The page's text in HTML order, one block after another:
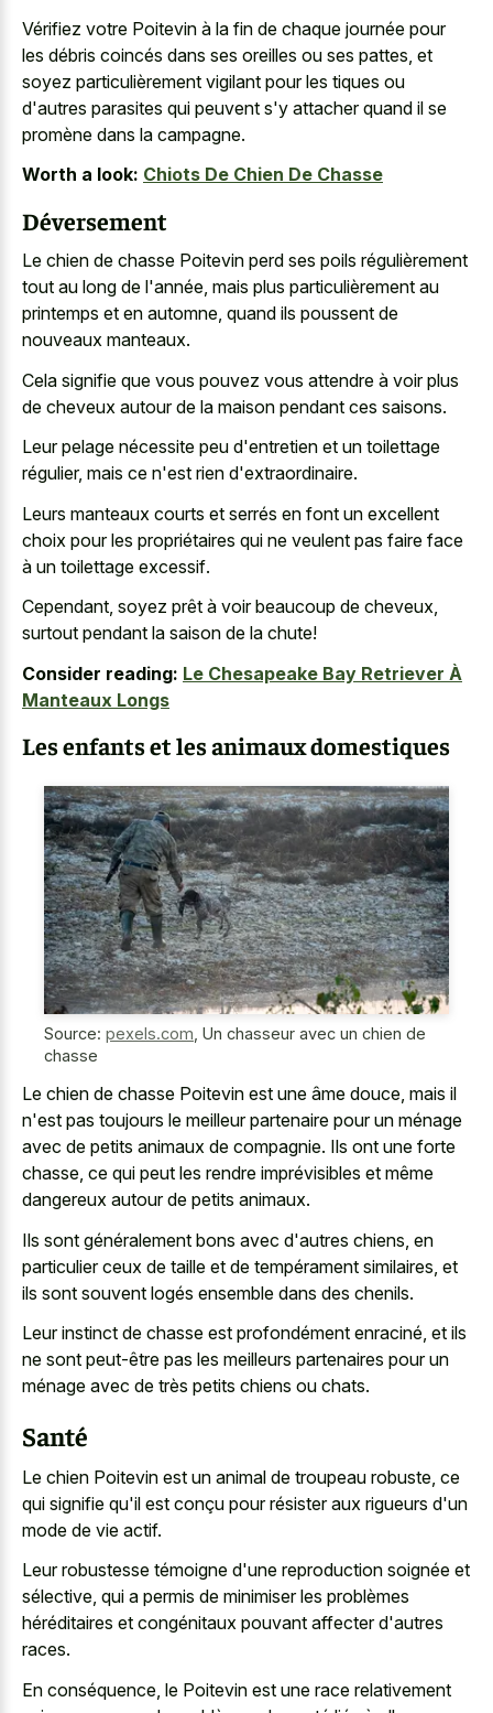
Vérifiez votre Poitevin à la fin de chaque journée pour
les débris coincés dans ses oreilles ou ses pattes, et
soyez particulièrement vigilant pour les tiques ou
d'autres parasites qui peuvent s'y attacher quand il se
promène dans la campagne.
Worth a look: Chiots De Chien De Chasse
Déversement
Le chien de chasse Poitevin perd ses poils régulièrement
tout au long de l'année, mais plus particulièrement au
printemps et en automne, quand ils poussent de
nouveaux manteaux.
Cela signifie que vous pouvez vous attendre à voir plus
de cheveux autour de la maison pendant ces saisons.
Leur pelage nécessite peu d'entretien et un toilettage
régulier, mais ce n'est rien d'extraordinaire.
Leurs manteaux courts et serrés en font un excellent
choix pour les propriétaires qui ne veulent pas faire face
à un toilettage excessif.
Cependant, soyez prêt à voir beaucoup de cheveux,
surtout pendant la saison de la chute!
Consider reading: Le Chesapeake Bay Retriever À
Manteaux Longs
Les enfants et les animaux domestiques
Source: pexels.com Un chasseur avec un chien de
chasse
Le chien de chasse Poitevin est une âme douce, mais il
n'est pas toujours le meilleur partenaire pour un ménage
avec de petits animaux de compagnie. Ils ont une forte
chasse, ce qui peut les rendre imprévisibles et même
dangereux autour de petits animaux.
Ils sont généralement bons avec d'autres chiens, en
particulier ceux de taille et de tempérament similaires, et
ils sont souvent logés ensemble dans des chenils.
Leur instinct de chasse est profondément enraciné, et ils
ne sont peut-être pas les meilleurs partenaires pour un
ménage avec de très petits chiens ou chats.
Santé
Le chien Poitevin est un animal de troupeau robuste, ce
qui signifie qu'il est conçu pour résister aux rigueurs d'un
mode de vie actif.
Leur robustesse témoigne d'une reproduction soignée et
sélective, qui a permis de minimiser les problèmes
héréditaires et congénitaux pouvant affecter d'autres
races.
En conséquence, le Poitevin est une race relativement